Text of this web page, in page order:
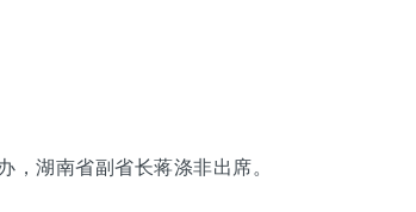
，湖南省副省长蒋涤非出席。